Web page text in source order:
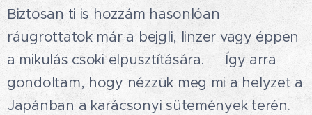
Biztosan ti is hozzám hasonlóan
ráugrottatok már a bejgli, linzer vagy éppen
a mikulás csoki elpusztítására. 😋Így arra
gondoltam, hogy nézzük meg mi a helyzet a
Japánban a karácsonyi sütemények terén.